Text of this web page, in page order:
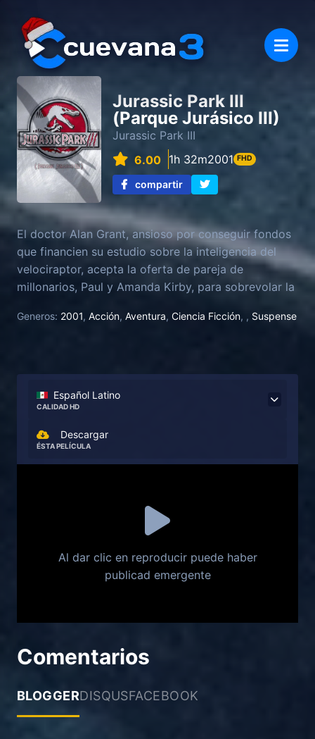
Jurassic Park III
(Parque Jurásico III)
Jurassic Park III
6.00 1h 32m2001 FHD
compartir
El doctor Alan Grant, ansioso por conseguir fondos
que financien su estudio sobre la inteligencia del
velociraptor, acepta la oferta de pareja de
millonarios, Paul y Amanda Kirby, para sobrevolar la
creados genéticamente para un parque recreativo.
adolescente, perdido en la isla tras un accidente de
parapente.
Generos: 2001, Acción, Aventura, Ciencia Ficción, , Suspense
Español Latino
CALIDAD HD
Descargar
ÉSTA PELÍCULA
Al dar clic en reproducir puede haber
publicad emergente
Comentarios
BLOGGERDISQUSFACEBOOK